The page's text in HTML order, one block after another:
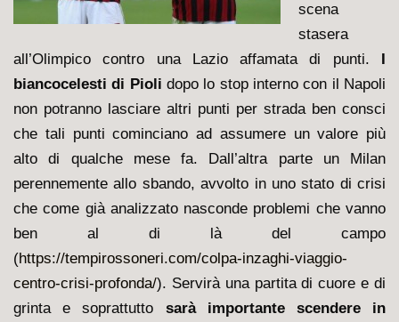
scena
stasera
all’Olimpico contro una Lazio affamata di punti. I
biancocelesti di Pioli dopo lo stop interno con il Napoli
non potranno lasciare altri punti per strada ben consci
che tali punti cominciano ad assumere un valore più
alto di qualche mese fa. Dall’altra parte un Milan
perennemente allo sbando, avvolto in uno stato di crisi
che come già analizzato nasconde problemi che vanno
ben al di là del campo
(https://tempirossoneri.com/colpa-inzaghi-viaggio-
centro-crisi-profonda/). Servirà una partita di cuore e di
grinta e soprattutto sarà importante scendere in